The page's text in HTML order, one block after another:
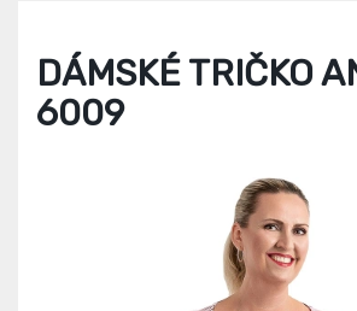
DÁMSKÉ TRIČKO
6009